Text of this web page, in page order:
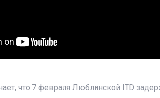
что 7 февраля Люблинской ITD